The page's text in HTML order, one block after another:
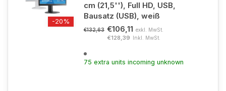
-20%
cm (21,5''), Full HD, USB,
Bausatz (USB), weiß
€132,63 €106,11 exkl. MwSt.
€128,39 Inkl. MwSt.
75 extra units incoming unknown